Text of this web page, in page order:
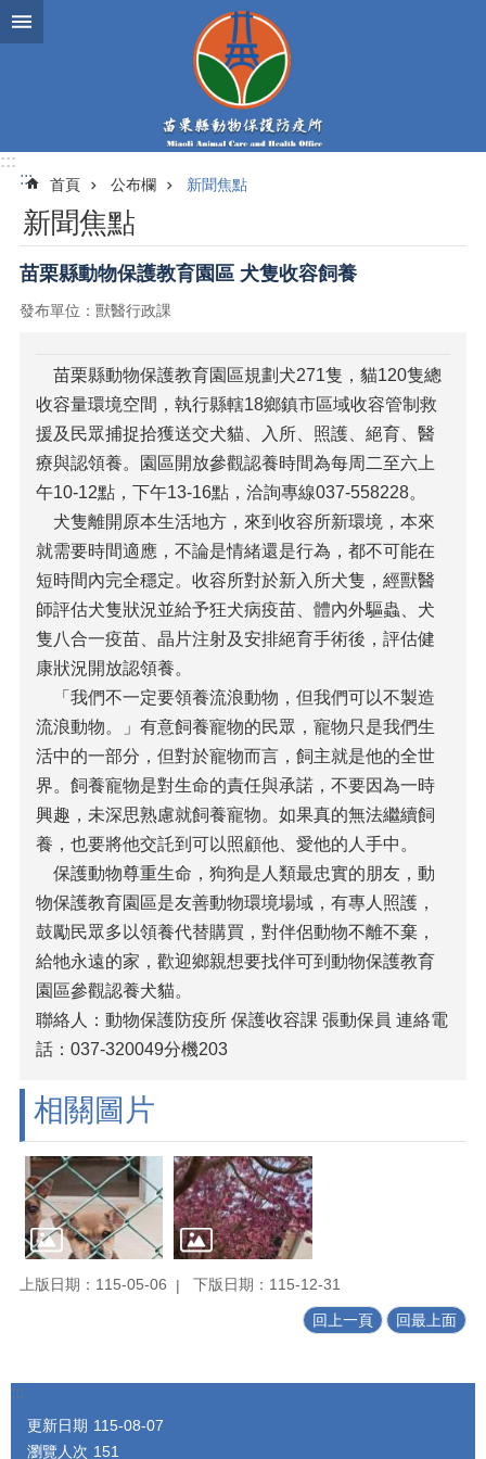
跳到主要內容區塊
:::
:::
首頁 公布欄 新聞焦點
新聞焦點
苗栗縣動物保護教育園區 犬隻收容飼養
發布單位：獸醫行政課
苗栗縣動物保護教育園區規劃犬271隻，貓120隻總
收容量環境空間，執行縣轄18鄉鎮市區域收容管制救
援及民眾捕捉拾獲送交犬貓、入所、照護、絕育、醫
療與認領養。園區開放參觀認養時間為每周二至六上
午10-12點，下午13-16點，洽詢專線037-558228。
犬隻離開原本生活地方，來到收容所新環境，本來
就需要時間適應，不論是情緒還是行為，都不可能在
短時間內完全穩定。收容所對於新入所犬隻，經獸醫
師評估犬隻狀況並給予狂犬病疫苗、體內外驅蟲、犬
隻八合一疫苗、晶片注射及安排絕育手術後，評估健
康狀況開放認領養。
「我們不一定要領養流浪動物，但我們可以不製造
流浪動物。」有意飼養寵物的民眾，寵物只是我們生
活中的一部分，但對於寵物而言，飼主就是他的全世
界。飼養寵物是對生命的責任與承諾，不要因為一時
興趣，未深思熟慮就飼養寵物。如果真的無法繼續飼
養，也要將他交託到可以照顧他、愛他的人手中。
保護動物尊重生命，狗狗是人類最忠實的朋友，動
物保護教育園區是友善動物環境場域，有專人照護，
鼓勵民眾多以領養代替購買，對伴侶動物不離不棄，
給牠永遠的家，歡迎鄉親想要找伴可到動物保護教育
園區參觀認養犬貓。
聯絡人：動物保護防疫所 保護收容課 張動保員 連絡電
話：037-320049分機203
相關圖片
上版日期：115-05-06 下版日期：115-12-31
回上一頁 回最上面
:::
更新日期 115-08-07
瀏覽人次 151